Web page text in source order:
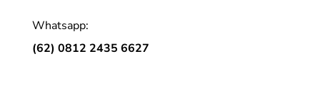
Whatsapp:
(62) 0812 2435 6627